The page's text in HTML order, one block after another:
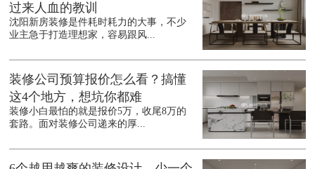
过来人血的教训
沈阳新房装修是件耗时耗力的大事，不少
业主急于打造理想家，容易跟风...
装修公司预算报价怎么看？搞懂
这4个地方，想坑你都难
装修小白最怕的就是报价5万，收尾8万的
套路。面对装修公司递来的厚...